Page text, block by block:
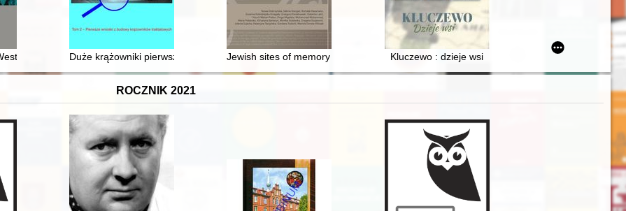
straży w Nowej Wsi : krótka nota biograficzna
: archeologia i źródła
Duże krążowniki pierwszej połowy XX w. : konstrukcja i historia projektowania. Cz. 2,
Jewish sites of memory in Europe : local, national and transnational memory (Sofia, Keltz
Kluczewo : dzieje wsi
ROCZNIK 2021